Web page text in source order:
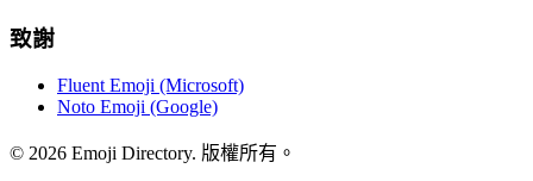
致謝
Fluent Emoji (Microsoft)
Noto Emoji (Google)
© 2026 Emoji Directory. 版權所有。